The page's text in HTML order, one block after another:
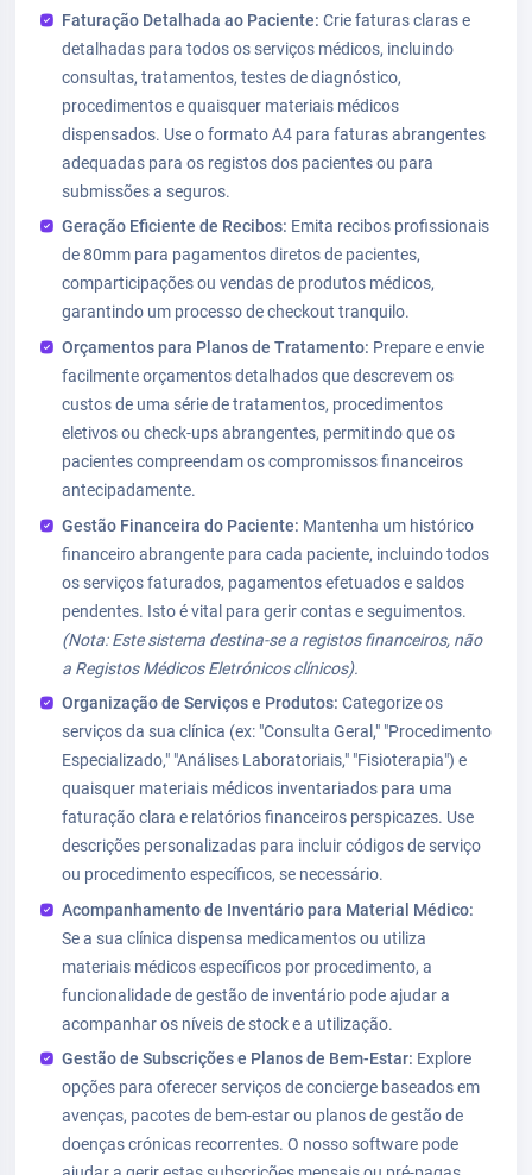
Faturação Detalhada ao Paciente: Crie faturas claras e
detalhadas para todos os serviços médicos, incluindo
consultas, tratamentos, testes de diagnóstico,
procedimentos e quaisquer materiais médicos
dispensados. Use o formato A4 para faturas abrangentes
adequadas para os registos dos pacientes ou para
submissões a seguros.
Geração Eficiente de Recibos: Emita recibos profissionais
de 80mm para pagamentos diretos de pacientes,
comparticipações ou vendas de produtos médicos,
garantindo um processo de checkout tranquilo.
Orçamentos para Planos de Tratamento: Prepare e envie
facilmente orçamentos detalhados que descrevem os
custos de uma série de tratamentos, procedimentos
eletivos ou check-ups abrangentes, permitindo que os
pacientes compreendam os compromissos financeiros
antecipadamente.
Gestão Financeira do Paciente: Mantenha um histórico
financeiro abrangente para cada paciente, incluindo todos
os serviços faturados, pagamentos efetuados e saldos
pendentes. Isto é vital para gerir contas e seguimentos.
(Nota: Este sistema destina-se a registos financeiros, não
a Registos Médicos Eletrónicos clínicos).
Organização de Serviços e Produtos: Categorize os
serviços da sua clínica (ex: "Consulta Geral," "Procedimento
Especializado," "Análises Laboratoriais," "Fisioterapia") e
quaisquer materiais médicos inventariados para uma
faturação clara e relatórios financeiros perspicazes. Use
descrições personalizadas para incluir códigos de serviço
ou procedimento específicos, se necessário.
Acompanhamento de Inventário para Material Médico:
Se a sua clínica dispensa medicamentos ou utiliza
materiais médicos específicos por procedimento, a
funcionalidade de gestão de inventário pode ajudar a
acompanhar os níveis de stock e a utilização.
Gestão de Subscrições e Planos de Bem-Estar: Explore
opções para oferecer serviços de concierge baseados em
avenças, pacotes de bem-estar ou planos de gestão de
doenças crónicas recorrentes. O nosso software pode